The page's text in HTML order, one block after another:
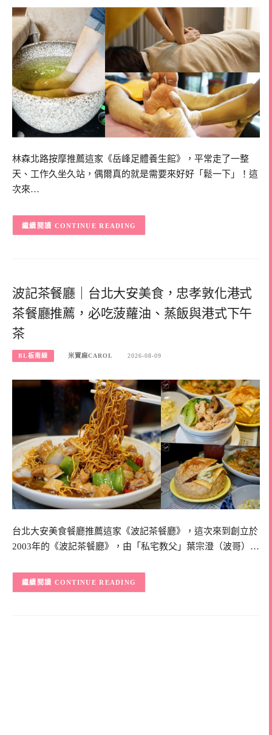
林森北路按摩推薦這家《岳峰足體養生館》，平常走了一整
天、工作久坐久站，偶爾真的就是需要來好好「鬆一下」！這
次來…
CONTINUE READING
波記茶餐廳｜台北大安美食，忠孝敦化港式
茶餐廳推薦，必吃菠蘿油、蒸飯與港式下午
茶
BL板南線 米寶麻CAROL 2026-08-09
台北大安美食餐廳推薦這家《波記茶餐廳》，這次來到創立於
2003年的《波記茶餐廳》，由「私宅教父」葉宗澄（波哥）…
CONTINUE READING